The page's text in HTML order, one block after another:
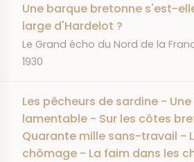
Une barque bretonne s'est-
large d'Hardelot ?
JOURNAL
Le Grand écho du Nord de la
1930
Les pêcheurs de sardine -
lamentable - Sur les côtes
Quarante mille sans-travail -
chômage - La faim dans les